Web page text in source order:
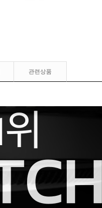
관련상품